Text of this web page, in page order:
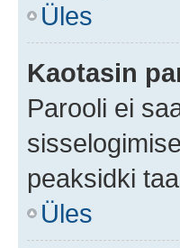
Üles
Kaotasin
Parooli ei
peaksidki
Üles